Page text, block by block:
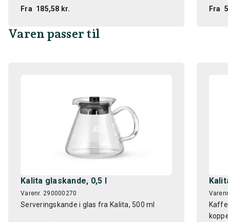
Fra 185,58 kr. Fra
Varen passer til
Kalita glaskande, 0,5 l
Varenr. 290000270
Serveringskande i glas fra Kalita, 500 ml